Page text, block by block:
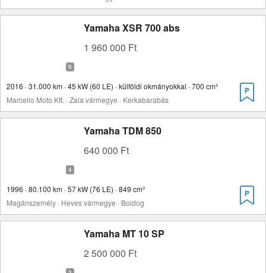
Yamaha XSR 700 abs
1 960 000 Ft
2016 · 31.000 km · 45 kW (60 LE) · külföldi okmányokkal · 700 cm³
Marcello Moto Kft. · Zala vármegye · Kerkabarabás
Yamaha TDM 850
640 000 Ft
1996 · 80.100 km · 57 kW (76 LE) · 849 cm³
Magánszemély · Heves vármegye · Boldog
Yamaha MT 10 SP
2 500 000 Ft